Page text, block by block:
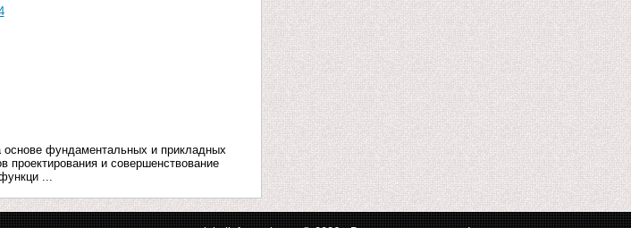
основе фундаментальных и прикладных
проектирования и совершенствование
...